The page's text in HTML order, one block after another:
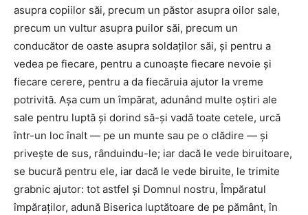
asupra copiilor săi, precum un păstor asupra oilor sale,
precum un vultur asupra puilor săi, precum un
conducător de oaste asupra soldaților săi, și pentru a
vedea pe fiecare, pentru a cunoaște fiecare nevoie și
fiecare cerere, pentru a da fiecăruia ajutor la vreme
potrivită. Așa cum un împărat, adunând multe oștiri ale
sale pentru luptă și dorind să-și vadă toate cetele, urcă
într-un loc înalt — pe un munte sau pe o clădire — și
privește de sus, rânduindu-le; iar dacă le vede biruitoare,
se bucură pentru ele, iar dacă le vede biruite, le trimite
grabnic ajutor: tot astfel și Domnul nostru, Împăratul
împăraților, adună Biserica luptătoare de pe pământ, în